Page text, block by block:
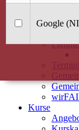
Treffpunkt
40
Kurse
Google